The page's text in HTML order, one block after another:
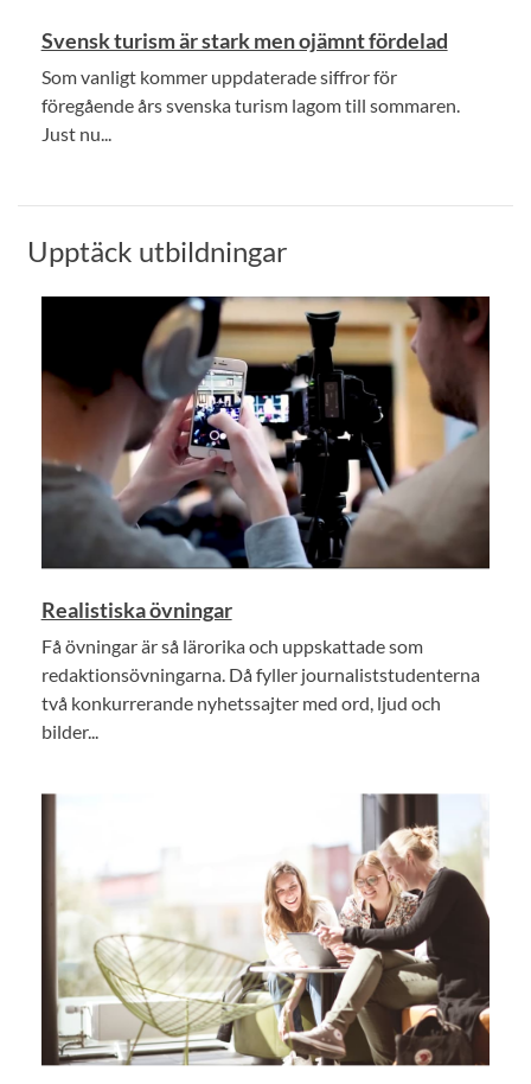
Svensk turism är stark men ojämnt fördelad
Som vanligt kommer uppdaterade siffror för
föregående års svenska turism lagom till sommaren.
Just nu...
Upptäck utbildningar
Realistiska övningar
Få övningar är så lärorika och uppskattade som
redaktionsövningarna. Då fyller journaliststudenterna
två konkurrerande nyhetssajter med ord, ljud och
bilder...